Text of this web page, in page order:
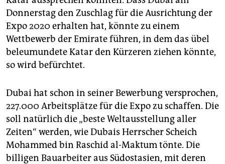
Donnerstag den Zuschlag für die Ausrichtung der
Expo 2020 erhalten hat, könnte zu einem
Wettbewerb der Emirate führen, in dem das übel
beleumundete Katar den Kürzeren ziehen könnte,
so wird befürchtet.
Dubai hat schon in seiner Bewerbung versprochen,
227.000 Arbeitsplätze für die Expo zu schaffen. Die
soll natürlich die „beste Weltausstellung aller
Zeiten“ werden, wie Dubais Herrscher Scheich
Mohammed bin Raschid al-Maktum tönte. Die
billigen Bauarbeiter aus Südostasien, mit deren